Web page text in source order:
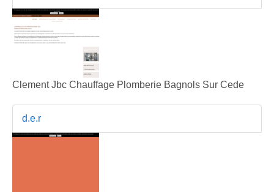
Clement Jbc Chauffage Plomberie Bagnols Sur Cede
d.e.r